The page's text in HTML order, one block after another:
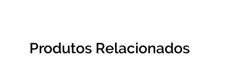
Produtos Relacionados